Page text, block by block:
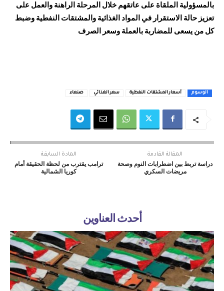
بالمسؤولية الملقاة على عاتقهم خلال المرحلة الراهنة والعمل على
تعزيز حالة الاستقرار في المواد الغذائية والمشتقات النفطية وضبط
كل من يسعى للمضاربة بالعملة وسعر الصرف
الوسوم أسعار المشتقات النفطية سعر الغذائي صنعاء
المادة السابقة
ترامب يقترب من لحظة الحقيقة أمام
كوريا الشمالية
المقالة القادمة
دراسة تربط بين اضطرابات النوم وصحة
مريضات السكري
أحدث العناوين